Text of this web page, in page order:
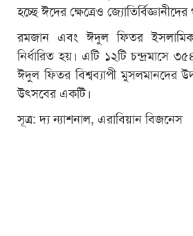
হচ্ছে ঈদের ক্ষেত্রেও
রমজান এবং ঈদুল ফিতর ইসলামিক
নির্ধারিত হয়। এটি ১২টি চন্দ্রমাসে
ঈদুল ফিতর বিশ্বব্যাপী মুসলমানদের
উৎসবের একটি।
সূত্র: দ্য ন্যাশনাল, এরাবিয়ান বিজনেস